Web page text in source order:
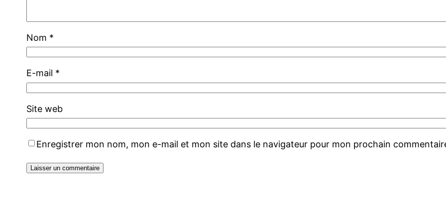
Nom *
E-mail *
Site web
Enregistrer mon nom, mon e-mail et mon site dans le navigateur pour mon prochain